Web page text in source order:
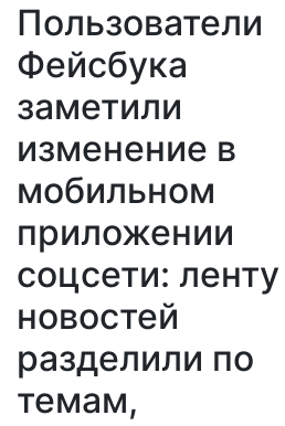
Пользователи
Фейсбука
заметили
изменение в
мобильном
приложении
соцсети: ленту
новостей
разделили по
темам,